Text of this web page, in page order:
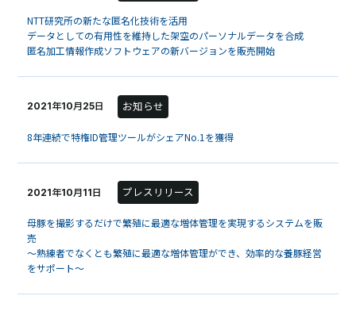
NTT研究所の新たな匿名化技術を活用
データとしての有用性を維持した架空のパーソナルデータを合成
匿名加工情報作成ソフトウェアの新バージョンを販売開始
2021年10月25日 お知らせ
8年連続で特権ID管理ツールがシェアNo.1を獲得
2021年10月11日 プレスリリース
母豚を撮影するだけで繁殖に最適な増体管理を実現するシステムを販
売
～熟練者でなくとも繁殖に最適な増体管理ができ、効率的な養豚経営
をサポート～